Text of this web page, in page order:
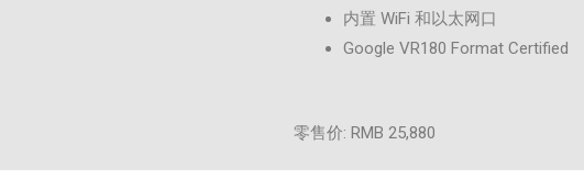
内置 WiFi 和以太网口
Google VR180 Format Certified
零售价: RMB 25,880